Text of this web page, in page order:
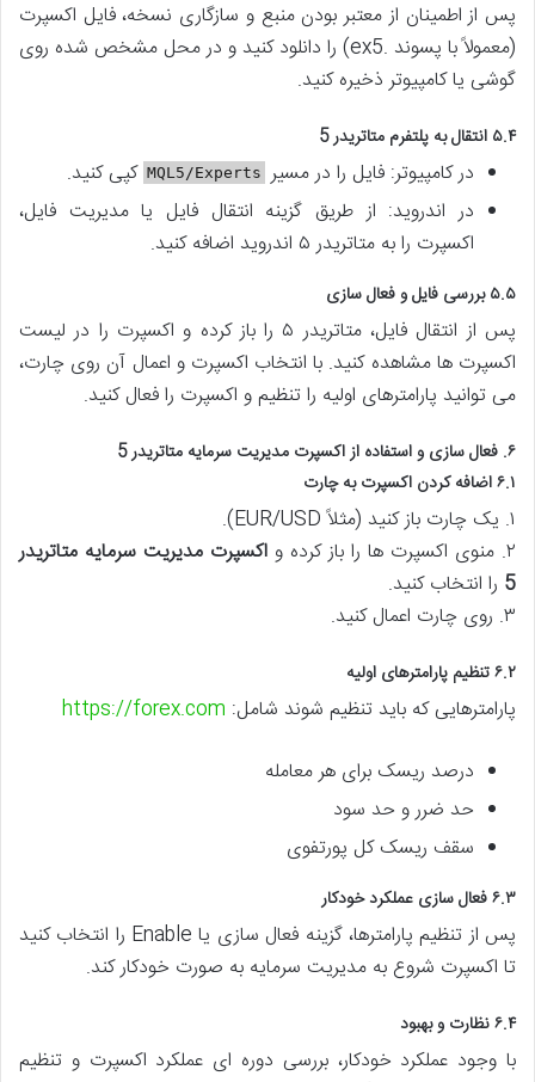
پس از اطمینان از معتبر بودن منبع و سازگاری نسخه، فایل اکسپرت
(معمولاً با پسوند .ex5) را دانلود کنید و در محل مشخص شده روی
گوشی یا کامپیوتر ذخیره کنید.
۵.۴ انتقال به پلتفرم متاتریدر 5
در کامپیوتر: فایل را در مسیر MQL5/Experts کپی کنید.
در اندروید: از طریق گزینه انتقال فایل یا مدیریت فایل،
اکسپرت را به متاتریدر ۵ اندروید اضافه کنید.
۵.۵ بررسی فایل و فعال سازی
پس از انتقال فایل، متاتریدر ۵ را باز کرده و اکسپرت را در لیست
اکسپرت ها مشاهده کنید. با انتخاب اکسپرت و اعمال آن روی چارت،
می توانید پارامترهای اولیه را تنظیم و اکسپرت را فعال کنید.
۶. فعال سازی و استفاده از اکسپرت مدیریت سرمایه متاتریدر 5
۶.۱ اضافه کردن اکسپرت به چارت
۱. یک چارت باز کنید (مثلاً EUR/USD).
۲. منوی اکسپرت ها را باز کرده و
اکسپرت مدیریت سرمایه متاتریدر
5 را انتخاب کنید.
۳. روی چارت اعمال کنید.
۶.۲ تنظیم پارامترهای اولیه
پارامترهایی که باید تنظیم شوند شامل: https://forex.com
درصد ریسک برای هر معامله
حد ضرر و حد سود
سقف ریسک کل پورتفوی
۶.۳ فعال سازی عملکرد خودکار
پس از تنظیم پارامترها، گزینه فعال سازی یا Enable را انتخاب کنید
تا اکسپرت شروع به مدیریت سرمایه به صورت خودکار کند.
۶.۴ نظارت و بهبود
با وجود عملکرد خودکار، بررسی دوره ای عملکرد اکسپرت و تنظیم